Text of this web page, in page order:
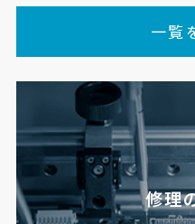
一覧
修理